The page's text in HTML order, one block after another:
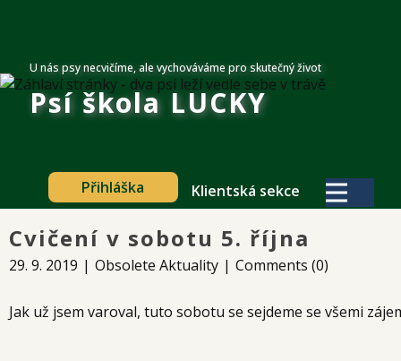
U nás psy necvičíme, ale vychováváme pro skutečný život
Psí škola​ LUCKY
Přihláška Klientská sekce
Cvičení v sobotu 5. října
29. 9. 2019 Obsolete Aktuality Comments (0)
Jak už jsem varoval, tuto sobotu se sejdeme se všemi